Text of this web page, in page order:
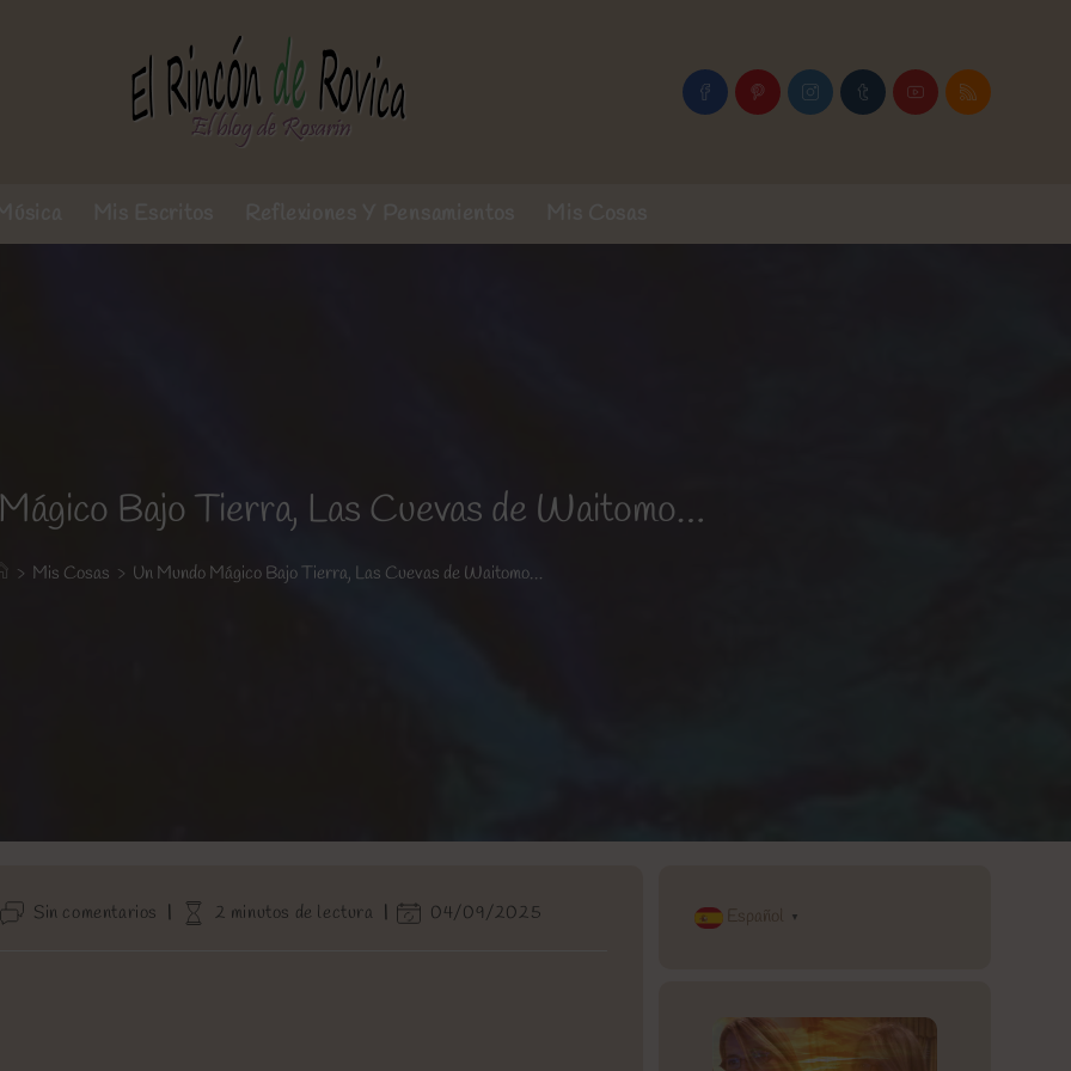
Bajo Tierra, Las Cuevas de Waitomo…
> Mis Cosas > Un Mundo Mágico Bajo Tierra, Las Cuevas de Waitomo…
Comentarios
Sin comentarios
Tiempo2 minutos de lectura
Última04/09/2025 Español ▼